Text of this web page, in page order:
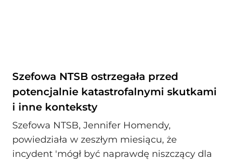
Szefowa NTSB ostrzegała przed
potencjalnie katastrofalnymi skutkami
i inne konteksty
Szefowa NTSB, Jennifer Homendy,
powiedziała w zeszłym miesiącu, że
incydent 'mógł być naprawdę niszczący dla